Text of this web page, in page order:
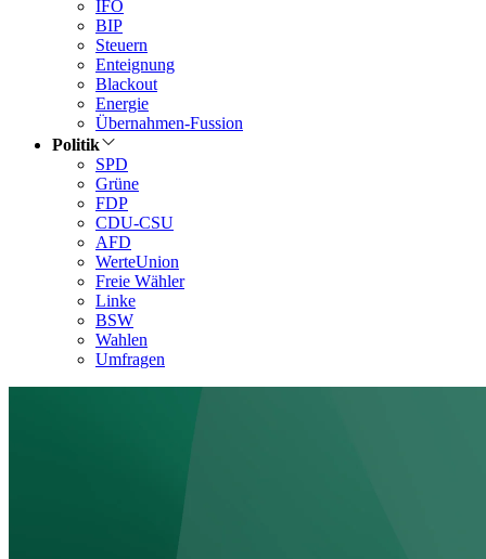
IFO
BIP
Steuern
Enteignung
Blackout
Energie
Übernahmen-Fussion
Politik
SPD
Grüne
FDP
CDU-CSU
AFD
WerteUnion
Freie Wähler
Linke
BSW
Wahlen
Umfragen